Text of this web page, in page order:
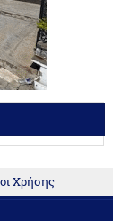
Χρήσης